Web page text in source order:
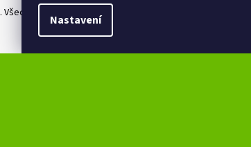
Nastavení
. Všechna práva vyhrazena.